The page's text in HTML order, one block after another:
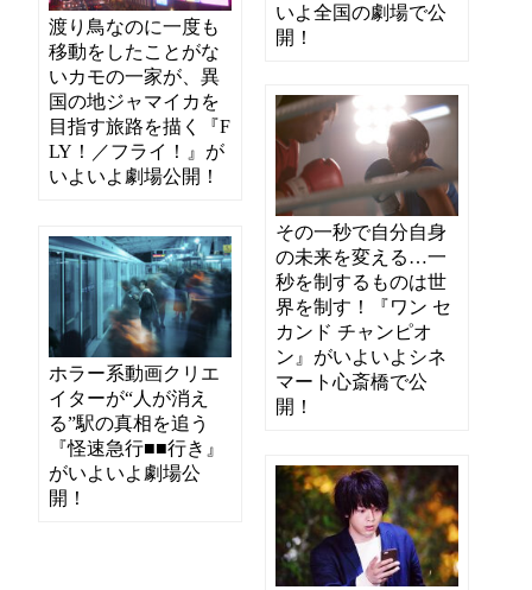
いよ全国の劇場で公
開！
渡り鳥なのに一度も
移動をしたことがな
いカモの一家が、異
国の地ジャマイカを
目指す旅路を描く『F
LY！／フライ！』が
いよいよ劇場公開！
その一秒で自分自身
の未来を変える…一
秒を制するものは世
界を制す！『ワン セ
カンド チャンピオ
ン』がいよいよシネ
マート心斎橋で公
開！
ホラー系動画クリエ
イターが“人が消え
る”駅の真相を追う
『怪速急行■■行き』
がいよいよ劇場公
開！